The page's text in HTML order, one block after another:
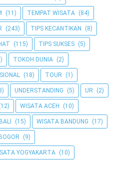
(11) TEMPAT WISATA (84)
(243) TIPS KECANTIKAN (8)
(115) TIPS SUKSES (5)
TOKOH DUNIA (2)
(18) TOUR (1)
UNDERSTANDING (5) UR (2)
WISATA ACEH (10)
(15) WISATA BANDUNG (17)
(9)
YOGYAKARTA (10)